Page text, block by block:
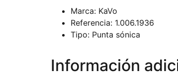
Marca: KaVo
Referencia: 1.006.1936
Tipo: Punta sónica
Información